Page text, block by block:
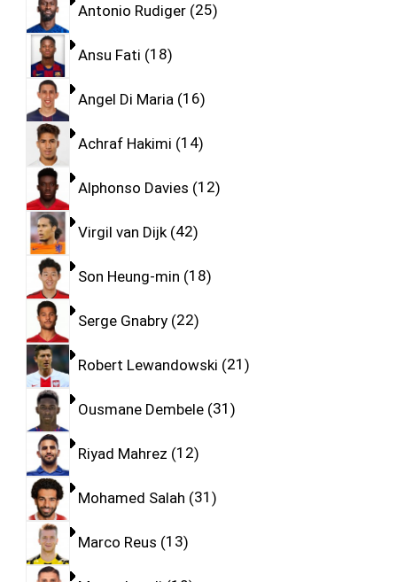
Antonio Rudiger 25
Ansu Fati 18
Angel Di Maria 16
Achraf Hakimi 14
Alphonso Davies 12
Virgil van Dijk 42
Son Heung-min 18
Serge Gnabry 22
Robert Lewandowski 21
Ousmane Dembele 31
Riyad Mahrez 12
Mohamed Salah 31
Marco Reus 13